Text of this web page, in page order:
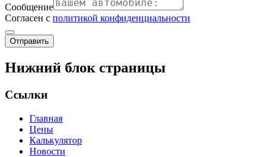
Сообщение
Согласен с политикой конфиденциальности
Отправить
Нижний блок страницы
Ссылки
Главная
Цены
Калькулятор
Новости